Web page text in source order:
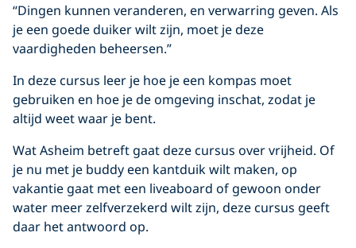
“Dingen kunnen veranderen, en verwarring geven. Als
je een goede duiker wilt zijn, moet je deze
vaardigheden beheersen.”
In deze cursus leer je hoe je een kompas moet
gebruiken en hoe je de omgeving inschat, zodat je
altijd weet waar je bent.
Wat Asheim betreft gaat deze cursus over vrijheid. Of
je nu met je buddy een kantduik wilt maken, op
vakantie gaat met een liveaboard of gewoon onder
water meer zelfverzekerd wilt zijn, deze cursus geeft
daar het antwoord op.